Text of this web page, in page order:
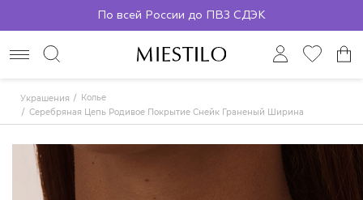
По всей России до ПВЗ СДЭК
Украшения
Колье
Серебряная Цепь Родивое Покрытие Снейк Граненый Ширина Плетения